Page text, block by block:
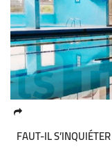
FAUT-IL